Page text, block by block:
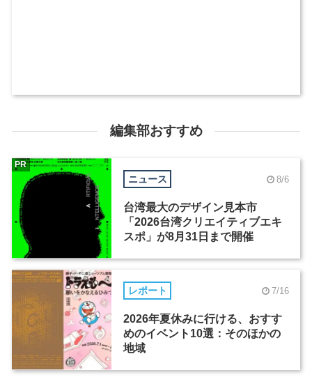
編集部おすすめ
ニュース 8/6
台湾最大のデザイン見本市
「2026台湾クリエイティブエキ
スポ」が8月31日まで開催
PR
レポート 7/16
2026年夏休みに行ける、おすす
めのイベント10選：そのほかの
地域